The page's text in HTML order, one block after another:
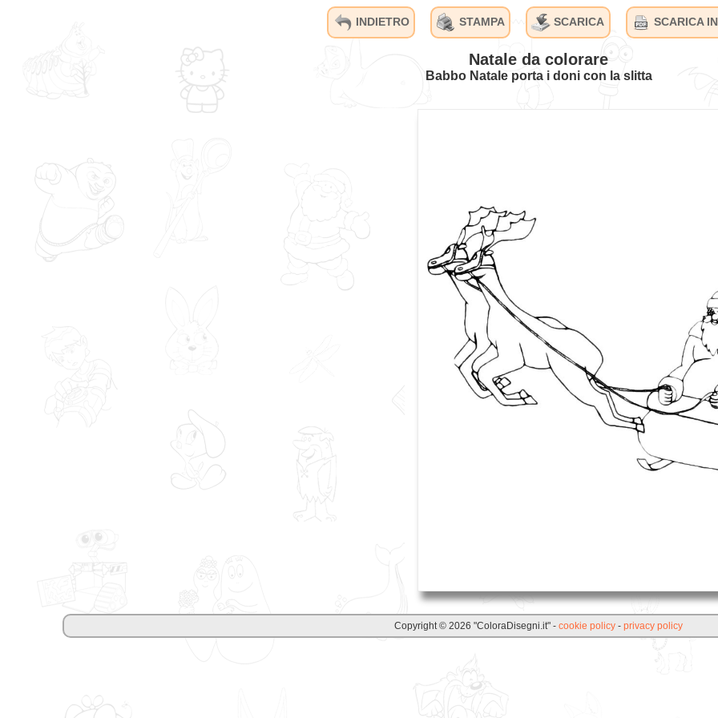
INDIETRO STAMPA SCARICA SCARICA
Natale da colorare
Babbo Natale porta i doni con la slitta
Copyright © 2026 "ColoraDisegni.it" - cookie policy - privacy policy